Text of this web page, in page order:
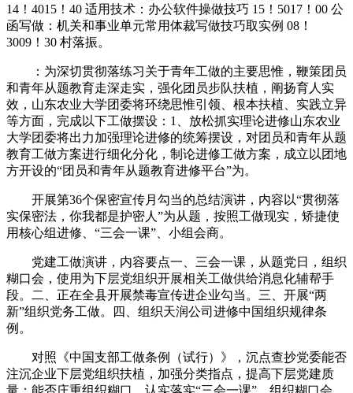
14！4015！40 适用技术：办公软件操做技巧 15！5017！00 公
函写做：机关和事业单元常用体裁写做技巧取实例 08！
3009！30 村落振。
：为深切贯彻落练习关于青年工做的主要思惟，鞭策团员
和青年从题教育走深走实，强化团员步队扶植，阐扬育人实
效，山东农业大学团委将环绕思惟引领、根本扶植、实践立异
等方面，完成以下工做摆设：1、放松抓实理论进修山东农业
大学团委将出力加强理论进修的统筹摆设，对团员和青年从题
教育工做方案进行细化分化，制论进修工做方案，成立以团地
方开设的“团员和青年从题教育进修平台”为。
开展第36个保密宣传月勾当的总结演讲，内容以“贯彻落
实保密法，你我都是护密人”为从题，按照工做现实，矫捷使
用核心组进修、“三会一课”、小组会商。
党建工做演讲，内容要点一、三会一课，从题党日，组织
糊口会，使用为下层党组织开展相关工做供给消息化辅帮手
段。二、正在全县开展禁毒宣传进企业勾当。三、开展“两
新”组织党务工做。四、组织天润公司进修中国组织规律条
例。
对照《中国支部工做条例（试行）》，沉点查抄党委能否
注沉企业下层党组织扶植，加强分类指点，提高下层党建质
量；能否庄重组织糊口，认实落实“三会一课”、组织糊口会、